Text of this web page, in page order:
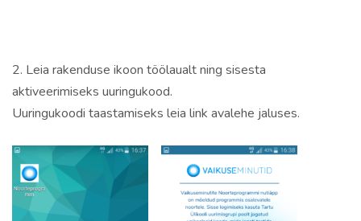
2. Leia rakenduse ikoon töölaualt ning sisesta
aktiveerimiseks uuringukood.
Uuringukoodi taastamiseks leia link avalehe jaluses.